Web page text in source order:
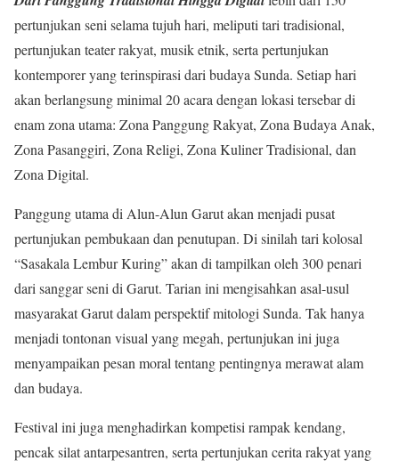
pertunjukan seni selama tujuh hari, meliputi tari tradisional,
pertunjukan teater rakyat, musik etnik, serta pertunjukan
kontemporer yang terinspirasi dari budaya Sunda. Setiap hari
akan berlangsung minimal 20 acara dengan lokasi tersebar di
enam zona utama: Zona Panggung Rakyat, Zona Budaya Anak,
Zona Pasanggiri, Zona Religi, Zona Kuliner Tradisional, dan
Zona Digital.
Panggung utama di Alun-Alun Garut akan menjadi pusat
pertunjukan pembukaan dan penutupan. Di sinilah tari kolosal
“Sasakala Lembur Kuring” akan di tampilkan oleh 300 penari
dari sanggar seni di Garut. Tarian ini mengisahkan asal-usul
masyarakat Garut dalam perspektif mitologi Sunda. Tak hanya
menjadi tontonan visual yang megah, pertunjukan ini juga
menyampaikan pesan moral tentang pentingnya merawat alam
dan budaya.
Festival ini juga menghadirkan kompetisi rampak kendang,
pencak silat antarpesantren, serta pertunjukan cerita rakyat yang